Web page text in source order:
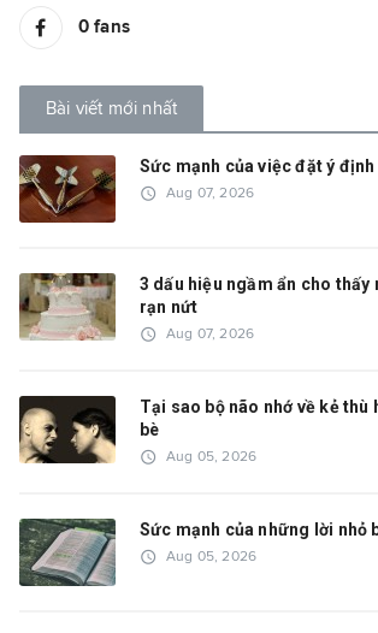
0fans
Bài viết mới nhất
Sức mạnh của việc đặt ý định
access_time Aug 07, 2026
3 dấu hiệu ngầm ẩn cho thấy
rạn nứt
access_time Aug 07, 2026
Tại sao bộ não nhớ về kẻ thù
bè
access_time Aug 05, 2026
Sức mạnh của những lời nhỏ
access_time Aug 05, 2026